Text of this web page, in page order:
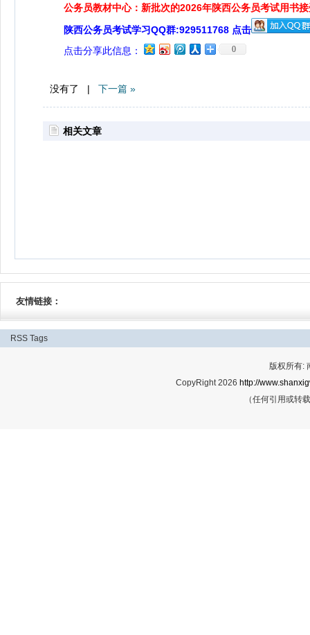
公务员教材中心：新批次的2026年陕西公务员考试用书
陕西公务员考试学习QQ群:929511768 点击
点击分享此信息：
0
没有了 | 下一篇 »
相关文章
友情链接：
RSS Tags
版权所有:
CopyRight 2026 http://
（任何引用或转